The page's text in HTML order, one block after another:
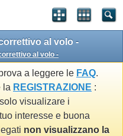
al volo -
al volo -
a leggere le FAQ.
la REGISTRAZIONE :
visualizare i
interesse e buona
non visualizzano la